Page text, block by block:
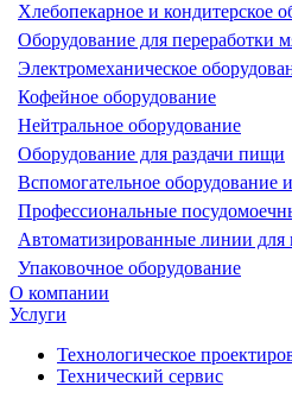
Хлебопекарное и кондитерское
Оборудование для переработки
Электромеханическое
Кофейное оборудование
Нейтральное оборудование
Оборудование для раздачи пищи
Вспомогательное оборудование
Профессиональные
Автоматизированные линии для
Упаковочное оборудование
О компании
Услуги
Технологическое
Технический сервис